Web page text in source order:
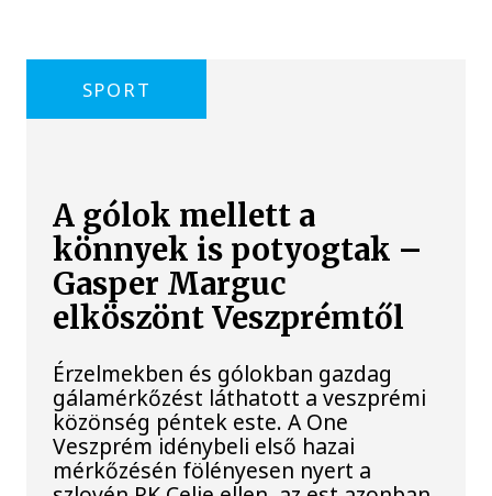
SPORT
A gólok mellett a
könnyek is potyogtak –
Gasper Marguc
elköszönt Veszprémtől
Érzelmekben és gólokban gazdag
gálamérkőzést láthatott a veszprémi
közönség péntek este. A One
Veszprém idénybeli első hazai
mérkőzésén fölényesen nyert a